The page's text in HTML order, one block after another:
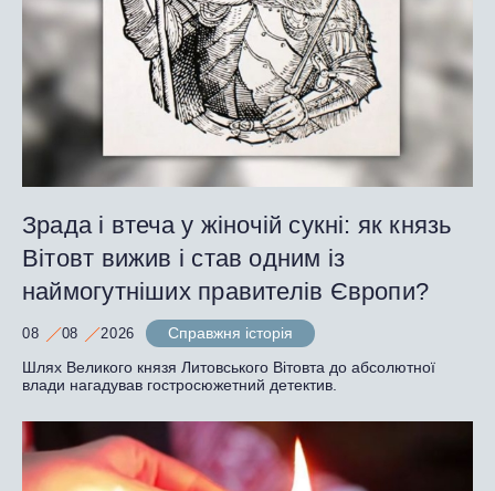
Зрада і втеча у жіночій сукні: як князь
Вітовт вижив і став одним із
наймогутніших правителів Європи?
08 08 2026
Справжня історія
Шлях Великого князя Литовського Вітовта до абсолютної
влади нагадував гостросюжетний детектив.